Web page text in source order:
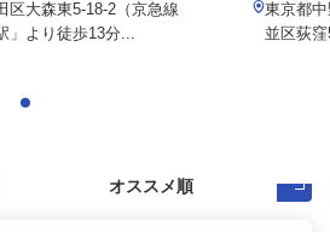
区大森東5-18-2（京急線
」より徒歩13分...
東京都
並区荻